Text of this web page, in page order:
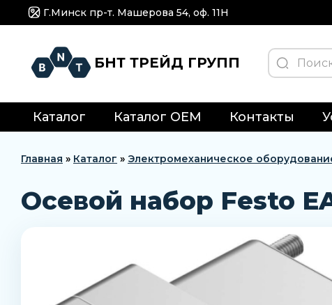
Г.Минск пр-т. Машерова 54, оф. 11H
БНТ ТРЕЙД ГРУПП
Каталог Каталог OEM Контакты
Главная » Каталог » Электромеханическое
Осевой набор Festo